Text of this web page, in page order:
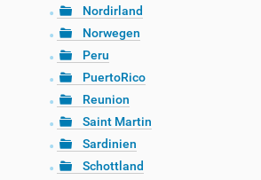
Nordirland
Norwegen
Peru
PuertoRico
Reunion
Saint Martin
Sardinien
Schottland